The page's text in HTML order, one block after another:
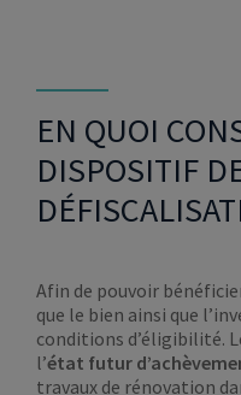
EN QUOI
DISPOSITIF
Afin de pouvoir
que le bien ainsi que
conditions d’éligibilité.
l’état futur
travaux de rénovation